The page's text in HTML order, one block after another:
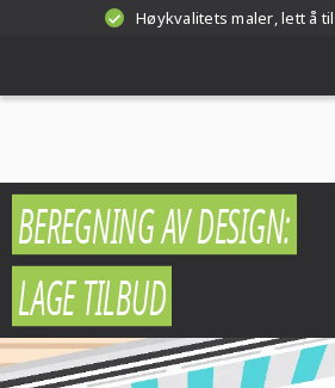
Høykvalitets maler, lett å
BEREGNING AV DESIGN:
LAGE TILBUD